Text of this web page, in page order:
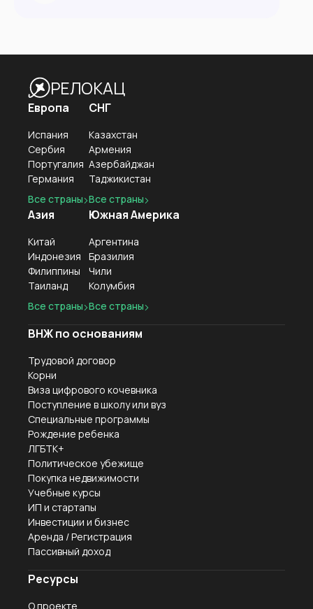
РЕЛОКАЦ
Европа
Испания
Сербия
Португалия
Германия
Все страны
Азия
Китай
Индонезия
Филиппины
Таиланд
Все страны
СНГ
Казахстан
Армения
Азербайджан
Таджикистан
Все страны
Южная Америка
Аргентина
Бразилия
Чили
Колумбия
Все страны
ВНЖ по основаниям
Трудовой договор
Корни
Виза цифрового кочевника
Поступление в школу или вуз
Специальные программы
Рождение ребенка
ЛГБТК+
Политическое убежище
Покупка недвижимости
Учебные курсы
ИП и стартапы
Инвестиции и бизнес
Аренда / Регистрация
Пассивный доход
Ресурсы
О проекте